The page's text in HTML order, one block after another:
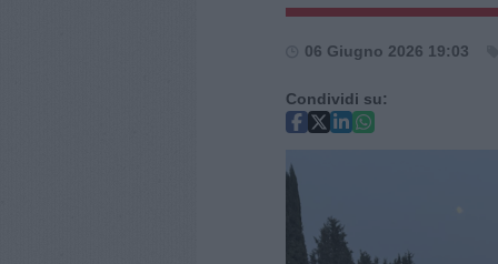
06 Giugno 2026 19:03
Condividi su: